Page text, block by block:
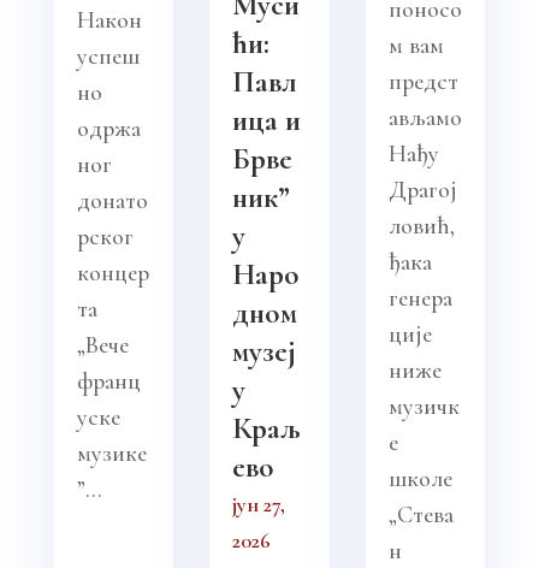
Након
успеш
но
одржа
ног
донато
рског
концер
та
„Вече
франц
уске
музике
”...
ћи:
Павл
ица и
Брве
ник”
у
Наро
дном
музеј
у
Краљ
ево
јун 27,
2026
поносо
м вам
предст
ављамо
Нађу
Драгој
ловић,
ђака
генера
ције
ниже
музичк
е
школе
„Стева
н